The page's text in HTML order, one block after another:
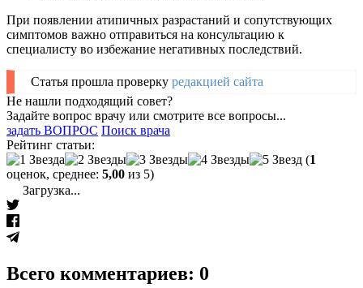
При появлении атипичных разрастаний и сопутствующих
симптомов важно отправиться на консультацию к
специалисту во избежание негативных последствий.
Статья прошла проверку редакцией сайта
Не нашли подходящий совет?
Задайте вопрос врачу или смотрите все вопросы...
задать ВОПРОС Поиск врача
Рейтинг статьи:
(1
оценок, среднее: 5,00 из 5)
Загрузка...
Всего комментариев: 0